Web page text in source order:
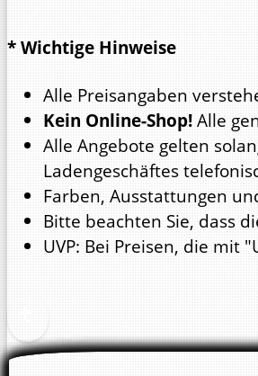
* Wichtige Hinweise
Alle Preisangaben
Kein Online-Shop!Alle
Alle Angebote gelten
Ladengeschäftes
Farben, Ausstattungen
Bitte beachten Sie, dass
UVP: Bei Preisen, die mit